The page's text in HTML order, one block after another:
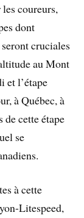
coureurs,
dont
cruciales
au Mont
et l’étape
à Québec, à
de cette étape
se
à cette
Litespeed,